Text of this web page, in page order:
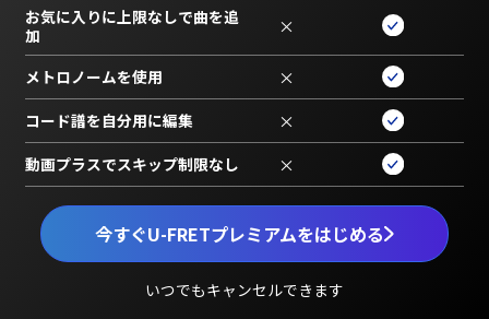
今すぐU-FRETプレミアムをはじめる
いつでもキャンセルできます
お気に入りに上限なしで曲を追
加
×
メトロノームを使用 ×
コード譜を自分用に編集 ×
動画プラスでスキップ制限なし ×